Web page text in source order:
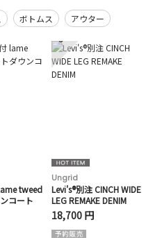
ボトムス アウター
tweed
コート
3
Ungrid
Levi's®別注 CINCH WIDE
LEG REMAKE DENIM
18,700 円